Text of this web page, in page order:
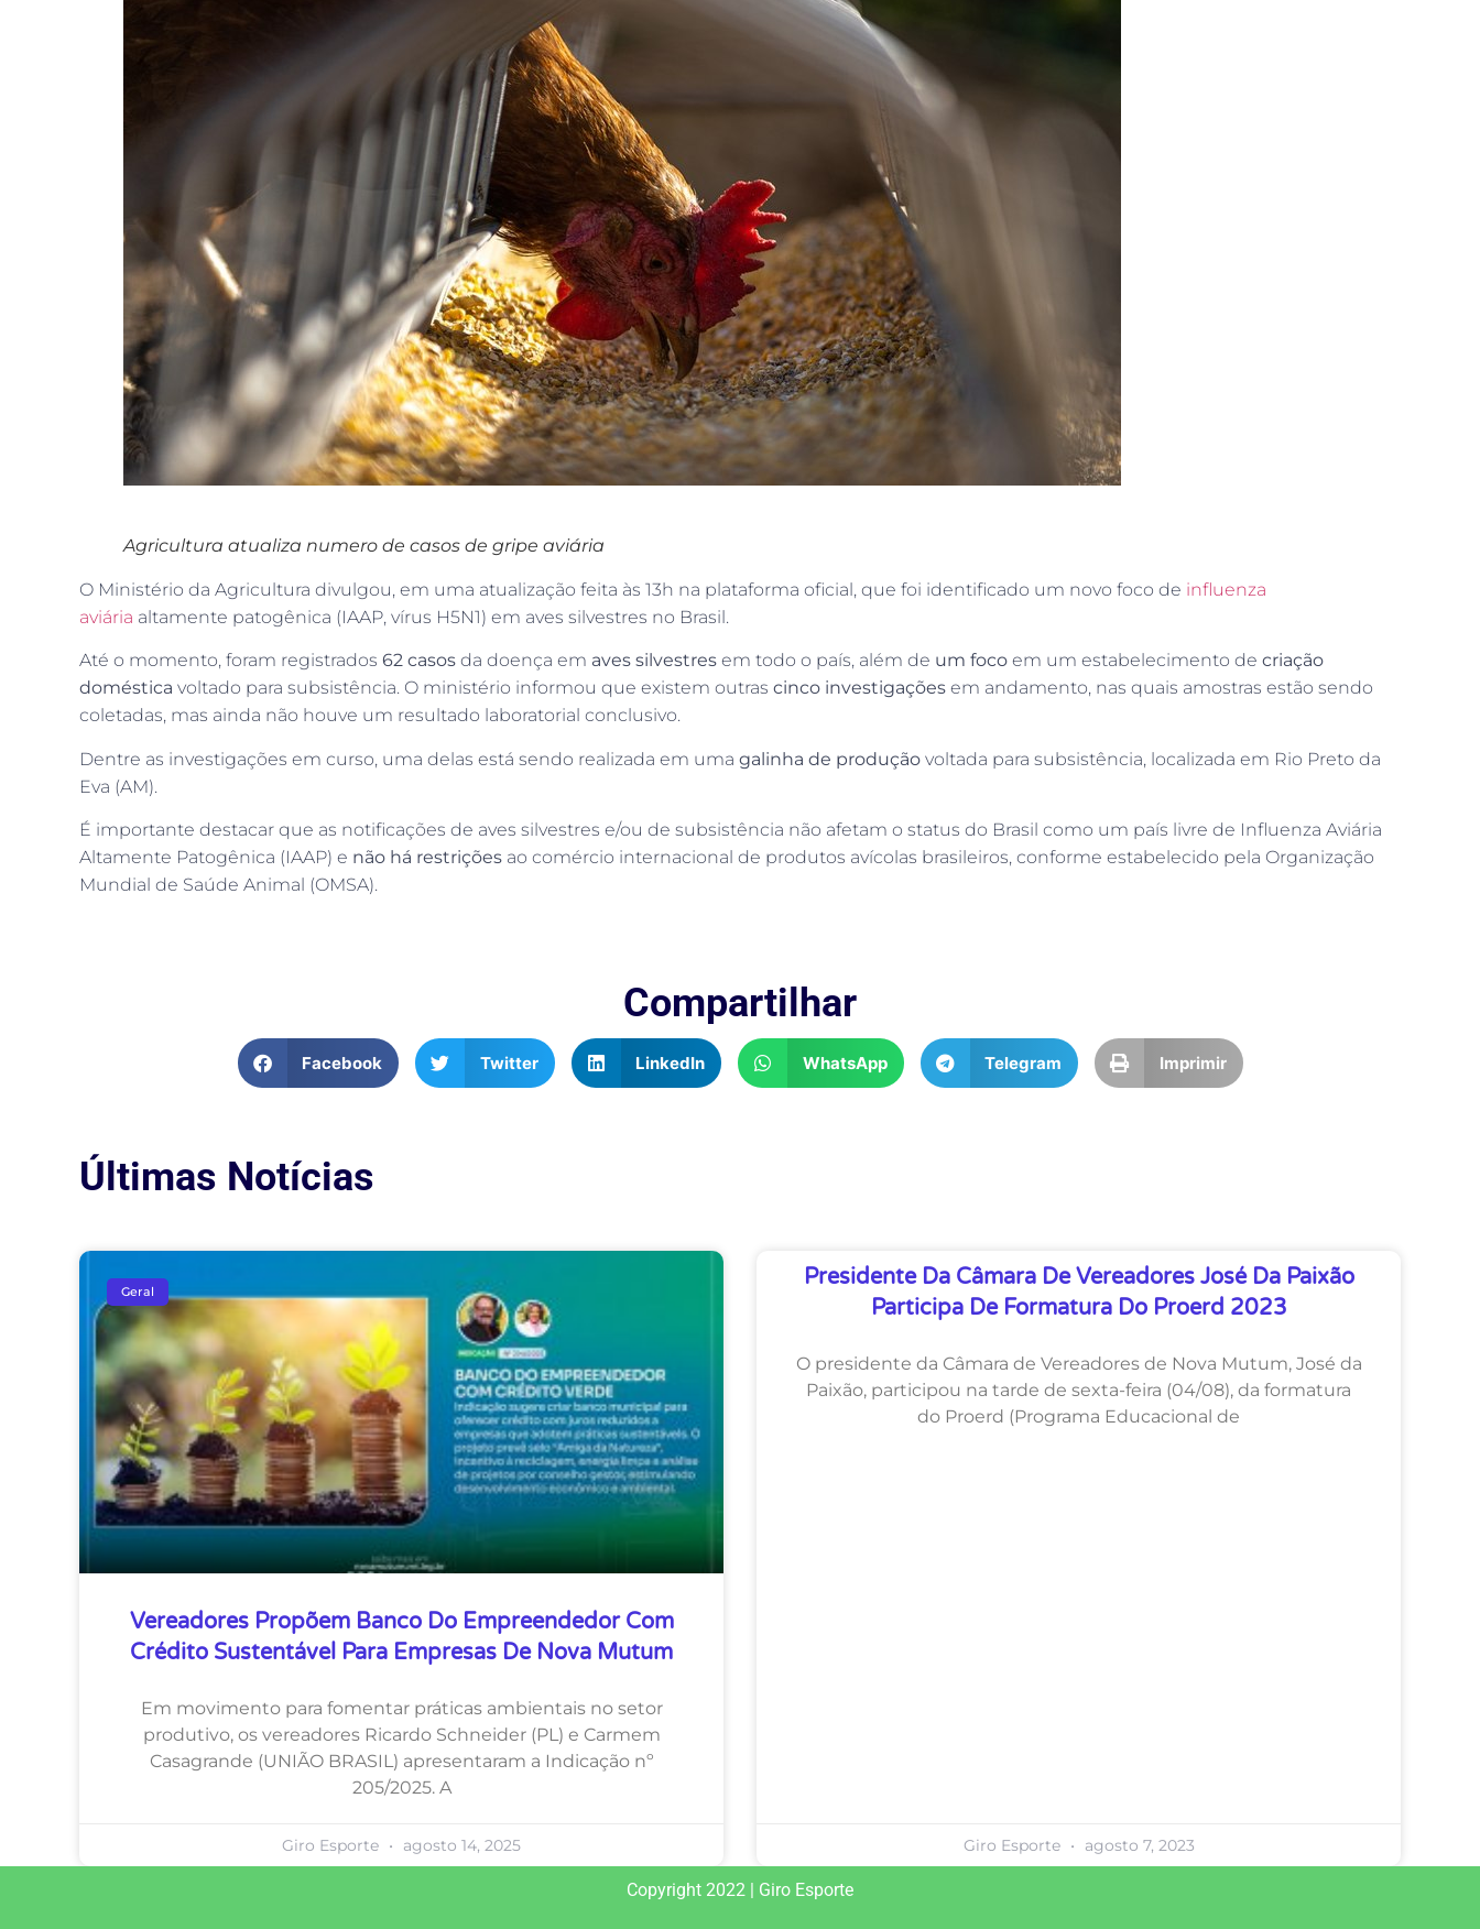
Agricultura atualiza numero de casos de gripe aviária
O Ministério da Agricultura divulgou, em uma atualização feita às 13h na plataforma oficial, que foi identificado um novo foco de influenza
aviária altamente patogênica (IAAP, vírus H5N1) em aves silvestres no Brasil.
Até o momento, foram registrados 62 casos da doença em aves silvestres em todo o país, além de um foco em um estabelecimento de criação
doméstica voltado para subsistência. O ministério informou que existem outras cinco investigações em andamento, nas quais amostras estão sendo
coletadas, mas ainda não houve um resultado laboratorial conclusivo.
Dentre as investigações em curso, uma delas está sendo realizada em uma galinha de produção voltada para subsistência, localizada em Rio Preto da
Eva (AM).
É importante destacar que as notificações de aves silvestres e/ou de subsistência não afetam o status do Brasil como um país livre de Influenza Aviária
Altamente Patogênica (IAAP) e não há restrições ao comércio internacional de produtos avícolas brasileiros, conforme estabelecido pela Organização
Mundial de Saúde Animal (OMSA).
Compartilhar
Facebook Twitter LinkedIn WhatsApp Telegram Imprimir
Últimas Notícias
Geral
Vereadores Propõem Banco Do Empreendedor Com
Crédito Sustentável Para Empresas De Nova Mutum
Em movimento para fomentar práticas ambientais no setor
produtivo, os vereadores Ricardo Schneider (PL) e Carmem
Casagrande (UNIÃO BRASIL) apresentaram a Indicação nº
205/2025. A
Giro Esporte agosto 14, 2025
Presidente Da Câmara De Vereadores José Da Paixão
Participa De Formatura Do Proerd 2023
O presidente da Câmara de Vereadores de Nova Mutum, José da
Paixão, participou na tarde de sexta-feira (04/08), da formatura
do Proerd (Programa Educacional de
Giro Esporte agosto 7, 2023
Copyright 2022 | Giro Esporte